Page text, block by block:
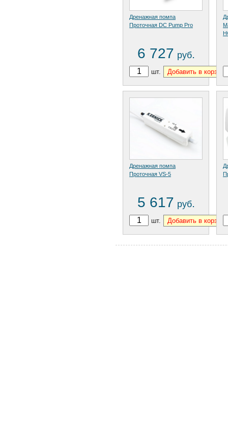
Дренажная помпа
Проточная DС Pump Pro
6 727 руб.
шт.
Дренажная помпа
Проточная VS-5
5 617 руб.
шт.